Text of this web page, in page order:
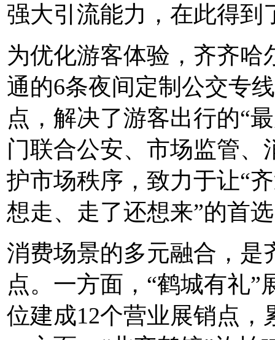
强大引流能力，在此得到
为优化游客体验，齐齐
通的6条夜间定制公交专
点，解决了游客出行的“
门联合公安、市场监管
护市场秩序，致力于让“
想走、走了还想来”的首
消费场景的多元融合，是
点。一方面，“鹤城有礼
位建成12个营业展销点，